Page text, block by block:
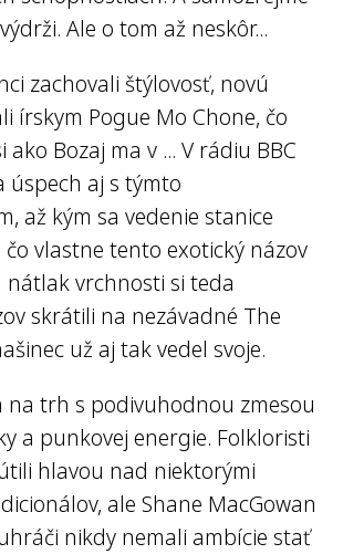
Ale o tom až neskôr...
zachovali štýlovosť, novú
írskym Pogue Mo Chone, čo
ako Bozaj ma v ... V rádiu BBC
úspech aj s týmto
až kým sa vedenie stanice
čo vlastne tento exotický názov
nátlak vrchnosti si teda
skrátili na nezávadné The
už aj tak vedel svoje.
na trh s podivuhodnou zmesou
a punkovej energie. Folkloristi
hlavou nad niektorými
ale Shane MacGowan
nikdy nemali ambície stať